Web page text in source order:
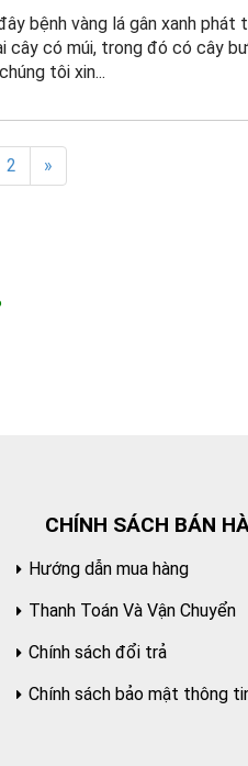
bệnh vàng lá gân xanh phát
cây có múi, trong đó có cây
tôi xin...
2 »
CHÍNH SÁCH BÁN
Hướng dẫn mua hàng
Thanh Toán Và Vận Chuyển
Chính sách đổi trả
Chính sách bảo mật thông